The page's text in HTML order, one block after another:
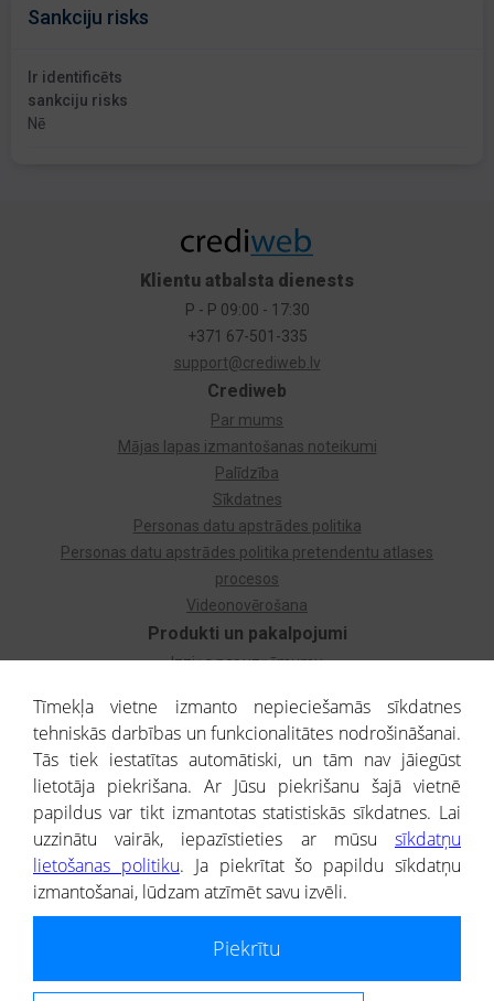
Sankciju risks
Ir identificēts
sankciju risks
Nē
Produkti un pakalpojumi
Izziņa par uzņēmumu
Dzimtas koks
Uzņēmumu atlase
Monitorings
Kredītizziņa par ārvalstu uzņēmumiem
Crediweb
Par mums
Mājas lapas izmantošanas noteikumi
Palīdzība
Sīkdatnes
Personas datu apstrādes politika
Personas datu apstrādes politika pretendentu atlases
procesos
Videonovērošana
Klientu atbalsta dienests
P - P 09:00 - 17:30
+371 67-501-335
support@crediweb.lv
® CREDITREFORM Latvija
SIA
Portāla ietvaros saņemtajai informācijai ir uzziņas raksturs, un tai nav
Tīmekļa vietne izmanto nepieciešamās sīkdatnes
tehniskās darbības un funkcionalitātes nodrošināšanai.
Tās tiek iestatītas automātiski, un tām nav jāiegūst
lietotāja piekrišana. Ar Jūsu piekrišanu šajā vietnē
papildus var tikt izmantotas statistiskās sīkdatnes. Lai
uzzinātu vairāk, iepazīstieties ar mūsu sīkdatņu
lietošanas politiku. Ja piekrītat šo papildu sīkdatņu
izmantošanai, lūdzam atzīmēt savu izvēli.
Piekrītu